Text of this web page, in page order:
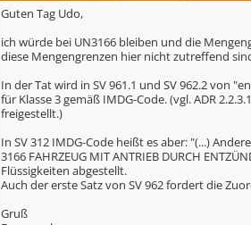
Guten Tag Udo,
ich würde bei UN3166 bleiben und die
diese Mengengrenzen hier nicht zutreffend
In der Tat wird in SV 961.1 und SV 962.2 von
für Klasse 3 gemäß IMDG-Code. (vgl. ADR
freigestellt.)
In SV 312 IMDG-Code heißt es aber: "(...)
3166 FAHRZEUG MIT ANTRIEB DURCH
Flüssigkeiten abgestellt.
Auch der erste Satz von SV 962 fordert die
Gruß